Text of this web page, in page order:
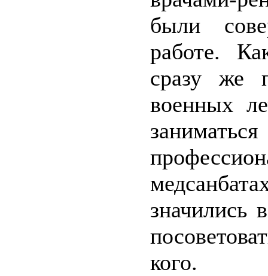
были
работе.
сразу же
военных
значились
кого.